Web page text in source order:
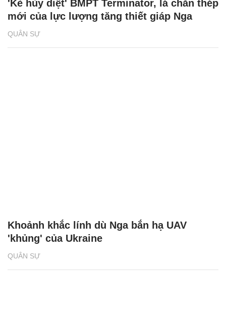
QUÂN SỰ
'Kẻ hủy diệt' BMPT Terminator, lá chắn thép
mới của lực lượng tăng thiết giáp Nga
QUÂN SỰ
Khoảnh khắc lính dù Nga bắn hạ UAV
'khủng' của Ukraine